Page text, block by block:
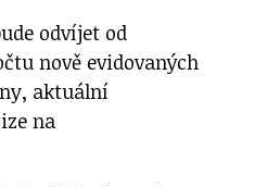
odvíjet od
nově evidovaných
aktuální
na